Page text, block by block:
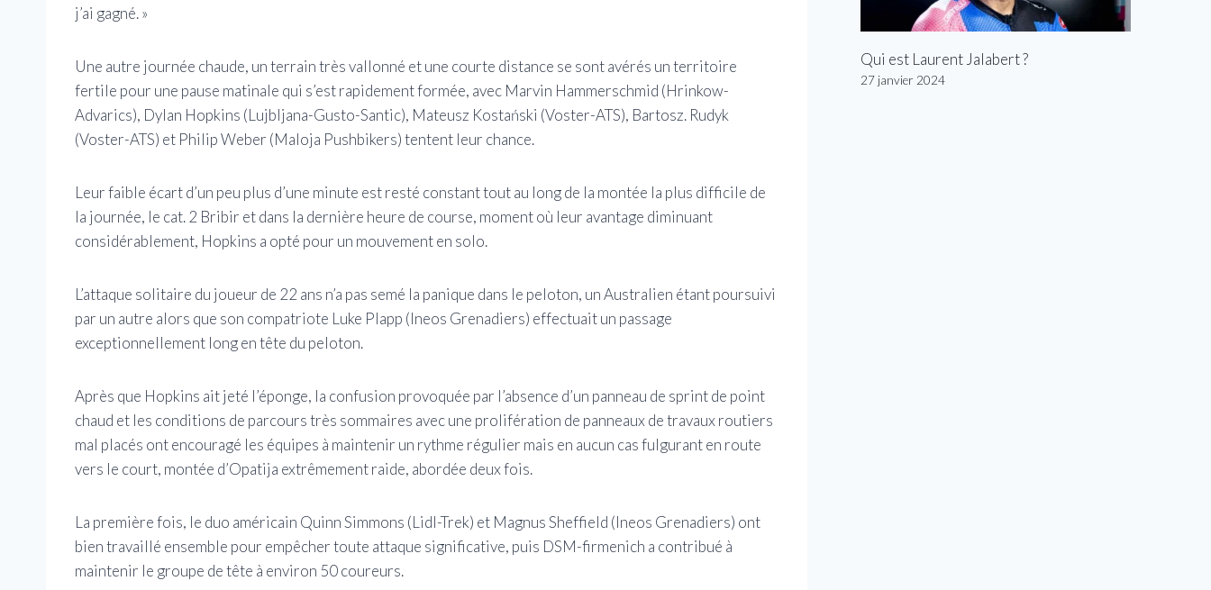
j’ai gagné. »
Une autre journée chaude, un terrain très vallonné et une courte distance se sont avérés un territoire
fertile pour une pause matinale qui s’est rapidement formée, avec Marvin Hammerschmid (Hrinkow-
Advarics), Dylan Hopkins (Lujbljana-Gusto-Santic), Mateusz Kostański (Voster-ATS), Bartosz. Rudyk
(Voster-ATS) et Philip Weber (Maloja Pushbikers) tentent leur chance.
Leur faible écart d’un peu plus d’une minute est resté constant tout au long de la montée la plus difficile de
la journée, le cat. 2 Bribir et dans la dernière heure de course, moment où leur avantage diminuant
considérablement, Hopkins a opté pour un mouvement en solo.
L’attaque solitaire du joueur de 22 ans n’a pas semé la panique dans le peloton, un Australien étant poursuivi
par un autre alors que son compatriote Luke Plapp (Ineos Grenadiers) effectuait un passage
exceptionnellement long en tête du peloton.
Après que Hopkins ait jeté l’éponge, la confusion provoquée par l’absence d’un panneau de sprint de point
chaud et les conditions de parcours très sommaires avec une prolifération de panneaux de travaux routiers
mal placés ont encouragé les équipes à maintenir un rythme régulier mais en aucun cas fulgurant en route
vers le court, montée d’Opatija extrêmement raide, abordée deux fois.
La première fois, le duo américain Quinn Simmons (Lidl-Trek) et Magnus Sheffield (Ineos Grenadiers) ont
bien travaillé ensemble pour empêcher toute attaque significative, puis DSM-firmenich a contribué à
maintenir le groupe de tête à environ 50 coureurs.
Qui est Laurent Jalabert ?
27 janvier 2024